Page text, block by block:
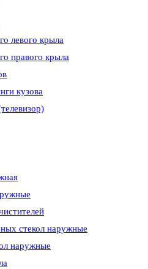
левого крыла
правого крыла
кузова
стекол наружные
наружные